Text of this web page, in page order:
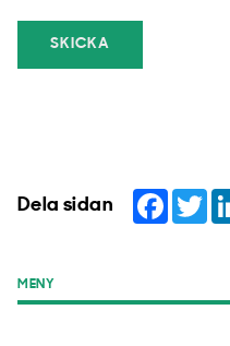
SKICKA
Dela sidan
MENY